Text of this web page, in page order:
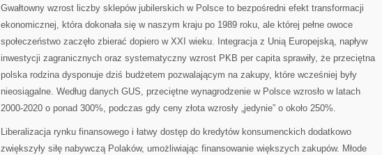
Gwałtowny wzrost liczby sklepów jubilerskich w Polsce to bezpośredni efekt transformacji
ekonomicznej, która dokonała się w naszym kraju po 1989 roku, ale której pełne owoce
społeczeństwo zaczęło zbierać dopiero w XXI wieku. Integracja z Unią Europejską, napływ
inwestycji zagranicznych oraz systematyczny wzrost PKB per capita sprawiły, że przeciętna
polska rodzina dysponuje dziś budżetem pozwalającym na zakupy, które wcześniej były
nieosiągalne. Według danych GUS, przeciętne wynagrodzenie w Polsce wzrosło w latach
2000-2020 o ponad 300%, podczas gdy ceny złota wzrosły „jedynie” o około 250%.
Liberalizacja rynku finansowego i łatwy dostęp do kredytów konsumenckich dodatkowo
zwiększyły siłę nabywczą Polaków, umożliwiając finansowanie większych zakupów. Młode